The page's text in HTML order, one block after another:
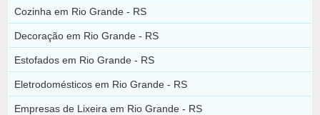
Cozinha em Rio Grande - RS
Decoração em Rio Grande - RS
Estofados em Rio Grande - RS
Eletrodomésticos em Rio Grande - RS
Empresas de Lixeira em Rio Grande - RS